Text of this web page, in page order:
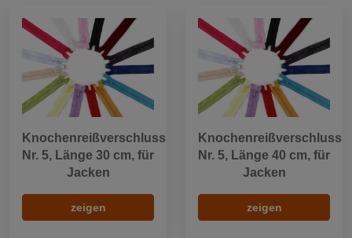
Knochenreißverschluss
Nr. 5, Länge 30 cm, für
Jacken
zeigen
Knochenreißverschluss
Nr. 5, Länge 40 cm, für
Jacken
zeigen